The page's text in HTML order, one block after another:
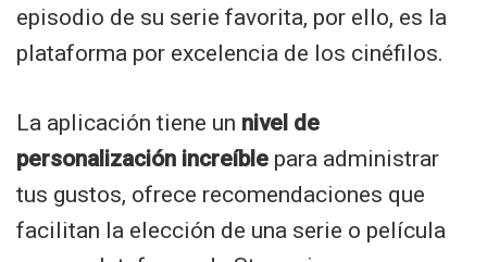
episodio de su serie favorita, por ello, es la
plataforma por excelencia de los cinéfilos.
La aplicación tiene un nivel de
personalización increíble para administrar
tus gustos, ofrece recomendaciones que
facilitan la elección de una serie o película